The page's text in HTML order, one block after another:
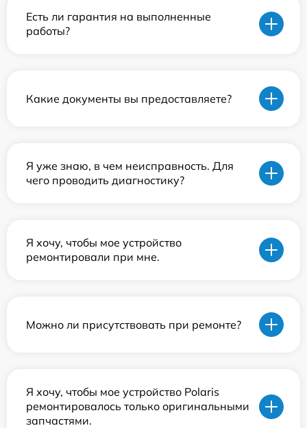
Есть ли гарантия на выполненные
работы?
Какие документы вы предоставляете?
Я уже знаю, в чем неисправность. Для
чего проводить диагностику?
Я хочу, чтобы мое устройство
ремонтировали при мне.
Можно ли присутствовать при ремонте?
Я хочу, чтобы мое устройство Polaris
ремонтировалось только оригинальными
запчастями.